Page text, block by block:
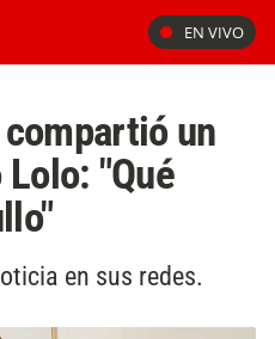
EN VIVO
un
"Qué
en sus redes.